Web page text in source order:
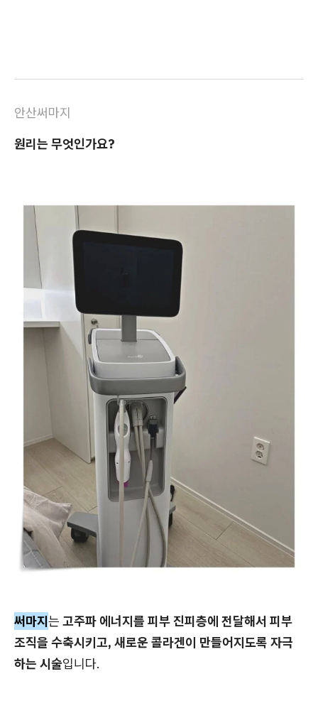
안산써마지
원리는 무엇인가요?
써마지는 고주파 에너지를 피부 진피층에 전달해서 피부
조직을 수축시키고, 새로운 콜라겐이 만들어지도록 자극
하는 시술입니다.